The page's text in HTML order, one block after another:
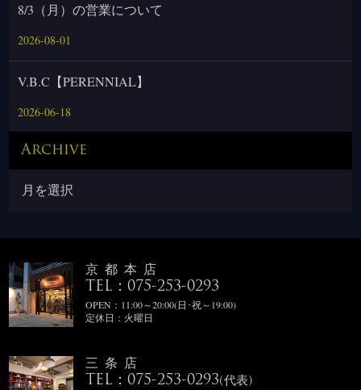
8/3（月）の営業について
2026-08-01
V.B.C【PERENNIAL】
2026-06-18
Archive
京都本店
TEL：075-253-0293
OPEN：11:00～20:00(日･祝～19:00)
定休日：火曜日
三条店
TEL：075-253-0293(代表)